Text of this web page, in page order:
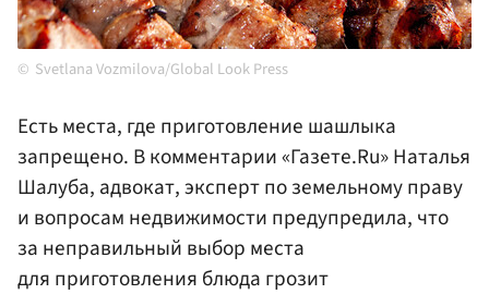
Svetlana Vozmilova/Global Look Press
Есть места, где приготовление шашлыка
запрещено. В комментарии «Газете.Ru» Наталья
Шалуба, адвокат, эксперт по земельному праву
и вопросам недвижимости предупредила, что
за неправильный выбор места
для приготовления блюда грозит